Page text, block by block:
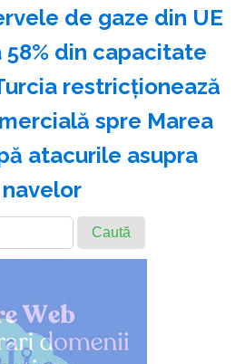
de gaze din UE
58% din capacitate
restricţionează
spre Marea
atacurile asupra
navelor